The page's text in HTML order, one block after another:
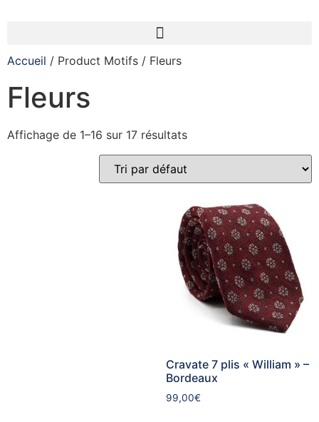
Accueil / Product Motifs / Fleurs
Fleurs
Affichage de 1–16 sur 17 résultats
Cravate 7 plis « William » –
Bordeaux
99,00€